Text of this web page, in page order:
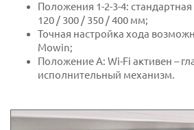
Положения 1-2-3-4:
120 / 300 / 350 / 400 мм;
Точная настройка хода
Mowin;
Положение A: Wi-Fi активен –
исполнительный механизм.